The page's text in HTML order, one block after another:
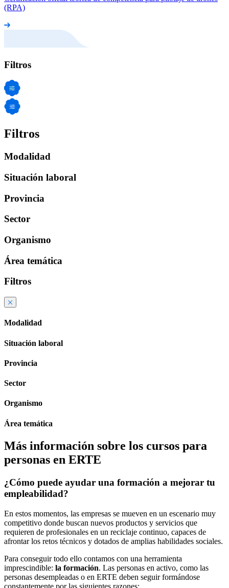
(RPA)
Filtros
Filtros
Modalidad
Situación laboral
Provincia
Sector
Organismo
Área temática
Filtros
Modalidad
Situación laboral
Provincia
Sector
Organismo
Área temática
Más información sobre los cursos para
personas en ERTE
¿Cómo puede ayudar una formación a mejorar tu
empleabilidad?
En estos momentos, las empresas se mueven en un escenario muy
competitivo donde buscan nuevos productos y servicios que
requieren de profesionales en un reciclaje continuo, capaces de
afrontar los retos técnicos y dotados de amplias habilidades sociales.
Para conseguir todo ello contamos con una herramienta
imprescindible: la formación. Las personas en activo, como las
personas desempleadas o en ERTE deben seguir formándose
constantemente por las siguientes razones: